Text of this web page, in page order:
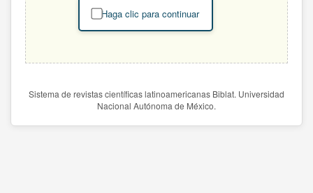
Haga clic para continuar
Sistema de revistas científicas latinoamericanas Biblat. Universidad
Nacional Autónoma de México.